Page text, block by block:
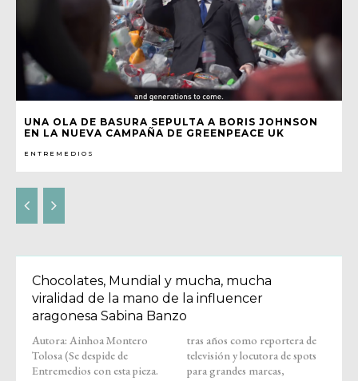
UNA OLA DE BASURA SEPULTA A BORIS JOHNSON
EN LA NUEVA CAMPAÑA DE GREENPEACE UK
ENTREMEDIOS
Chocolates, Mundial y mucha, mucha
viralidad de la mano de la influencer
aragonesa Sabina Banzo
Autora: Ainhoa Montero
Tolosa (Se despide de
Entremedios con esta pieza.
tras años como reportera de
televisión y locutora de spots
para grandes marcas,